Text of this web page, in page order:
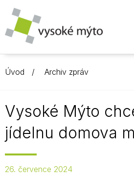
Úvod Archiv zpráv
Vysoké Mýto
jídelnu domova
26. července 2024